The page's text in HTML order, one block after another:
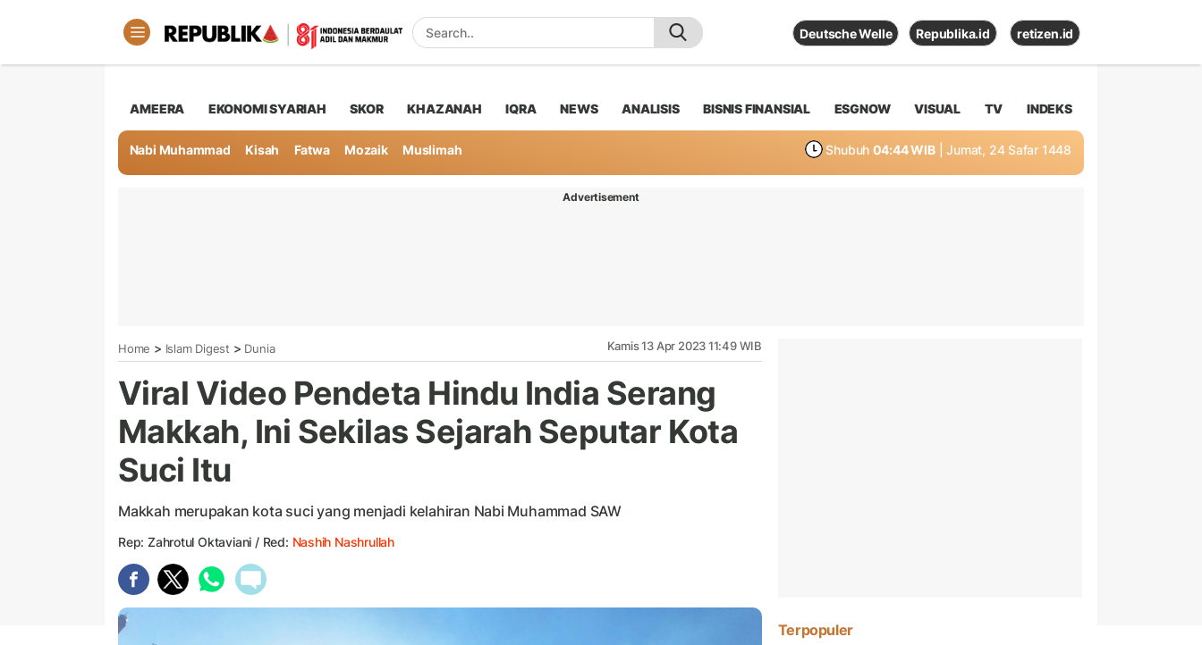
Deutsche Welle Republika.id retizen.id
AMEERA EKONOMI SYARIAH SKOR KHAZANAH IQRA NEWS ANALISIS BISNIS FINANSIAL ESGNOW VISUAL TV INDEKS
Nabi Muhammad Kisah Fatwa Mozaik Muslimah Shubuh 04:44 WIB | Jumat, 24 Safar 1448
Advertisement
Home > Islam Digest > Dunia Kamis 13 Apr 2023 11:49 WIB
Viral Video Pendeta Hindu India Serang
Makkah, Ini Sekilas Sejarah Seputar Kota
Suci Itu
Makkah merupakan kota suci yang menjadi kelahiran Nabi Muhammad SAW
Rep: Zahrotul Oktaviani / Red: Nashih Nashrullah
Terpopuler